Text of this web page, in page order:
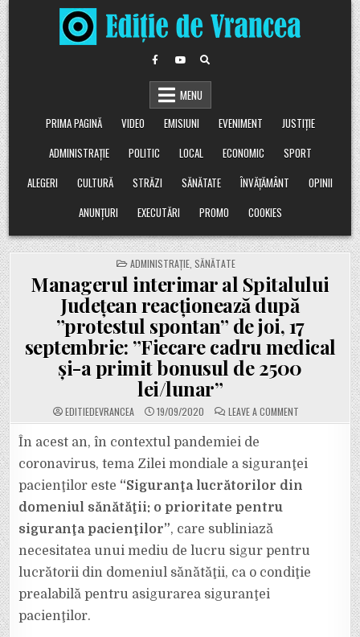
Skip
to
content
MENU
PRIMA PAGINĂ
VIDEO EMISIUNI EVENIMENT
JUSTIȚIE
ADMINISTRAȚIE
POLITIC LOCAL ECONOMIC
SPORT
ALEGERI
CULTURĂ STRĂZI SĂNĂTATE ÎNVĂȚĂMÂNT
OPINII
ANUNȚURI
EXECUTĂRI PROMO COOKIES
POSTED
IN
ADMINISTRAȚIE SĂNĂTATE
Managerul interimar al Spitalului
Județean reacționează după
”protestul spontan” de joi, 17
septembrie: ”Fiecare cadru medical
și-a primit bonusul de 2500
lei/lunar”
EDITIEDEVRANCEA 19/09/2020 LEAVE A COMMENT
MANAGERUL
JUDEȚEAN
REACȚIONEAZĂ
”PROTESTUL
”FIECARE
CADRU
MEDICAL
ȘI-
În acest an, în contextul pandemiei de
coronavirus, tema Zilei mondiale a siguranţei
pacienţilor este “Siguranţa lucrătorilor din
domeniul sănătăţii: o prioritate pentru
siguranţa pacienţilor”, care subliniază
necesitatea unui mediu de lucru sigur pentru
lucrătorii din domeniul sănătăţii, ca o condiţie
prealabilă pentru asigurarea siguranţei
pacienţilor.